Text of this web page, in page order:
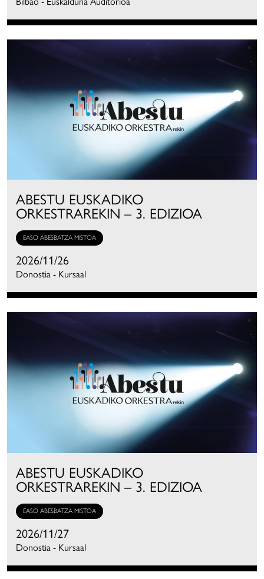
ABESTU EUSKADIKO
ORKESTRAREKIN – 3. EDIZIOA
EASO ABESBATZA MISTOA
2026/11/26
Donostia - Kursaal
ABESTU EUSKADIKO
ORKESTRAREKIN – 3. EDIZIOA
EASO ABESBATZA MISTOA
2026/11/27
Donostia - Kursaal